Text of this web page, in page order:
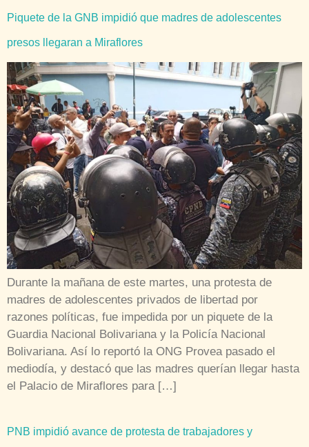
Piquete de la GNB impidió que madres de adolescentes
presos llegaran a Miraflores
Durante la mañana de este martes, una protesta de
madres de adolescentes privados de libertad por
razones políticas, fue impedida por un piquete de la
Guardia Nacional Bolivariana y la Policía Nacional
Bolivariana. Así lo reportó la ONG Provea pasado el
mediodía, y destacó que las madres querían llegar hasta
el Palacio de Miraflores para […]
PNB impidió avance de protesta de trabajadores y